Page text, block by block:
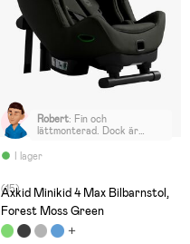
I lager
Robert: Fin och
lättmonterad. Dock är
trög att öppna.
speciellt om man har ett
rörligt barn. När barnet väl
är på plats och bälten låsta,
så sitter barnet bekvämt
och bra! 👍
(15)
Axkid Minikid 4 Max Bilbarnstol,
Forest Moss Green